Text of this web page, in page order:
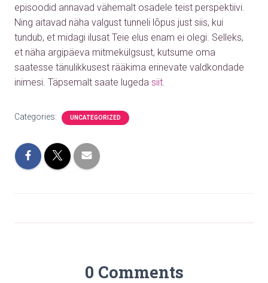
episoodid annavad vähemalt osadele teist perspektiivi.
Ning aitavad näha valgust tunneli lõpus just siis, kui
tundub, et midagi ilusat Teie elus enam ei olegi. Selleks,
et näha argipäeva mitmekülgsust, kutsume oma
saatesse tänulikkusest rääkima erinevate valdkondade
inimesi. Täpsemalt saate lugeda siit.
Categories: UNCATEGORIZED
0 Comments